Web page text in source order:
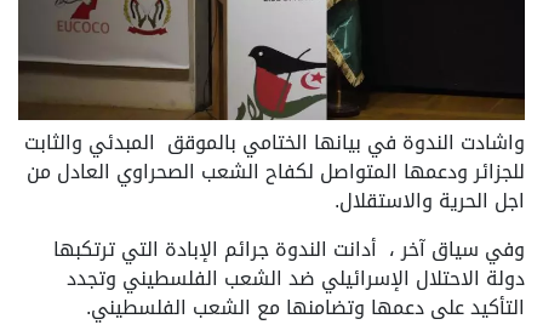
واشادت الندوة في بيانها الختامي بالموقق المبدئي والثابت
للجزائر ودعمها المتواصل لكفاح الشعب الصحراوي العادل من
اجل الحرية والاستقلال.
وفي سياق آخر ، أدانت الندوة جرائم الإبادة التي ترتكبها
دولة الاحتلال الإسرائيلي ضد الشعب الفلسطيني وتجدد
التأكيد على دعمها وتضامنها مع الشعب الفلسطيني.